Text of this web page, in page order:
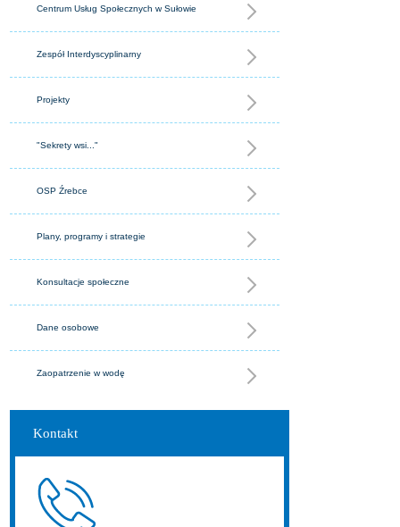
Centrum Usług Społecznych w Sułowie
Zespół Interdyscyplinarny
Projekty
"Sekrety wsi..."
OSP Źrebce
Plany, programy i strategie
Konsultacje społeczne
Dane osobowe
Zaopatrzenie w wodę
Kontakt